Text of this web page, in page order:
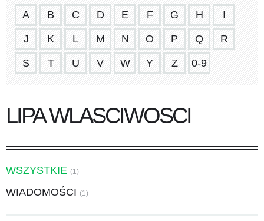
A B C D E F G H I
J K L M N O P Q R
S T U V W Y Z 0-9
LIPA WLASCIWOSCI
WSZYSTKIE (1)
WIADOMOŚCI (1)